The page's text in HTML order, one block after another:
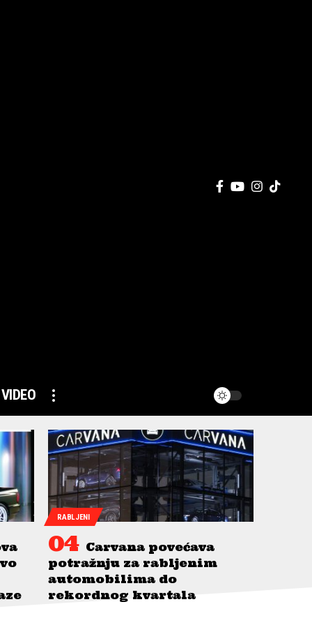
VIDEO
RABLJENI
Carvana povećava
potražnju za rabljenim
automobilima do
rekordnog kvartala